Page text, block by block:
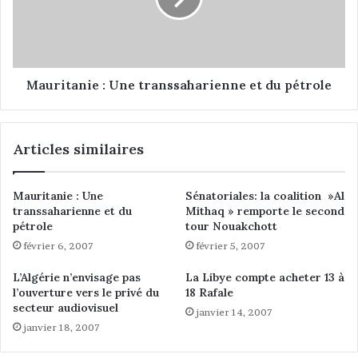
s
o
,
d
i
r
c
t
e
u
r
i
e
a
n
s
s
h
i
e
Mauritanie : Une transsaharienne et du pétrole
Articles similaires
Mauritanie : Une
transsaharienne et du
pétrole
février 6, 2007
Sénatoriales: la coalition »Al
Mithaq » remporte le second
tour Nouakchott
février 5, 2007
L’Algérie n’envisage pas
l’ouverture vers le privé du
secteur audiovisuel
janvier 18, 2007
La Libye compte acheter 13 à
18 Rafale
janvier 14, 2007